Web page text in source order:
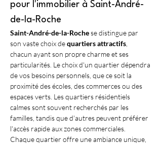
pour l'immobilier à Saint-André-
de-la-Roche
Saint-André-de-la-Roche se distingue par
son vaste choix de quartiers attractifs
chacun ayant son propre charme et ses
particularités. Le choix d'un quartier dépendra
de vos besoins personnels, que ce soit la
proximité des écoles, des commerces ou des
espaces verts. Les quartiers résidentiels
calmes sont souvent recherchés par les
familles, tandis que d'autres peuvent préférer
l'accès rapide aux zones commerciales.
Chaque quartier offre une ambiance unique,